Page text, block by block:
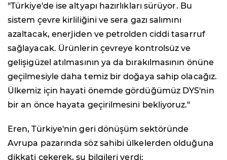
"Türkiye'de ise altyapı hazırlıkları sürüyor. Bu
sistem çevre kirliliğini ve sera gazı salımını
azaltacak, enerjiden ve petrolden ciddi tasarruf
sağlayacak. Ürünlerin çevreye kontrolsüz ve
gelişigüzel atılmasının ya da bırakılmasının önüne
geçilmesiyle daha temiz bir doğaya sahip olacağız.
Ülkemiz için hayati önemde gördüğümüz DYS'nin
bir an önce hayata geçirilmesini bekliyoruz."
Eren, Türkiye'nin geri dönüşüm sektöründe
Avrupa pazarında söz sahibi ülkelerden olduğuna
dikkati çekerek, şu bilgileri verdi: